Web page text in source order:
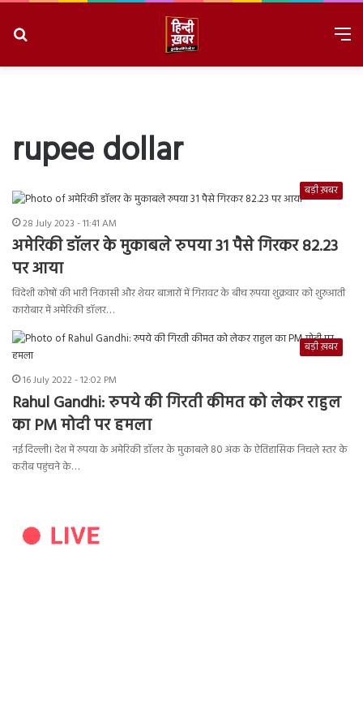
rupee dollar
बड़ी ख़बर
28 July 2023 - 11:41 AM
अमेरिकी डॉलर के मुकाबले रुपया 31 पैसे गिरकर 82.23
पर आया
विदेशी कोषों की भारी निकासी और शेयर बाजारों में गिरावट के बीच रुपया शुक्रवार को शुरुआती
कारोबार में अमेरिकी डॉलर…
बड़ी ख़बर
16 July 2022 - 12:02 PM
Rahul Gandhi: रुपये की गिरती कीमत को लेकर राहुल
का PM मोदी पर हमला
नई दिल्ली। देश में रुपया के अमेरिकी डॉलर के मुकाबले 80 अंक के ऐतिहासिक निचले स्तर के
करीब पहुंचने के…